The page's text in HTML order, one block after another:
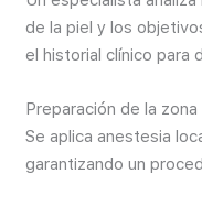
de la piel y los
el historial clínico para
Preparación de la zona
Se aplica anestesia
garantizando un